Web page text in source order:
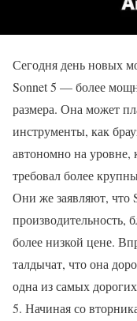
Сегодня день новых
Sonnet 5 — более
размера. Она может
инструменты, как
автономно на уровне,
требовал более
Они же заявляют, что
производительность,
более низкой цене.
талдычат, что она
одна из самых
5. Начиная со